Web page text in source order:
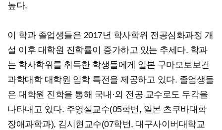
높다.
이 학과 졸업생들은 2017년 학사학위 전공심화과정 개
설 이후 대학원 진학률이 증가하고 있는 추세다. 학과
는 학사학위를 취득한 학생들에게 일본 구마모토보건
과학대학 대학원 입학 특전을 제공하고 있다. 졸업생들
은 대학원 진학을 통해 국내·외 전공 교수로도 두각을
나타내고 있다. 주영실교수(05학번, 일본 츠쿠바대학
장애과학과), 김시현교수(07학번, 대구사이버대학교